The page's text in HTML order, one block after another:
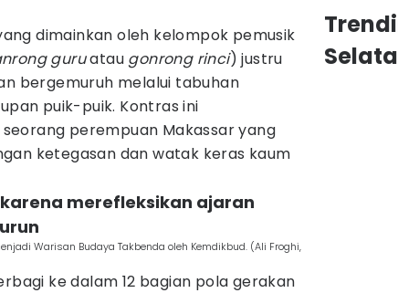
dimainkan oleh kelompok pemusik
guruatau gonrong rinci) justru
bergemuruh melalui tabuhan
puik-puik. Kontras ini
perempuan Makassar yang
ketegasan dan watak keras kaum
merefleksikan ajaran
Warisan Budaya Takbenda oleh Kemdikbud. (Ali Froghi,
ke dalam 12 bagian pola gerakan